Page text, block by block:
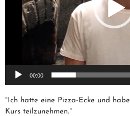
00:00
"Ich hatte eine Pizza-Ecke und
Kurs teilzunehmen."